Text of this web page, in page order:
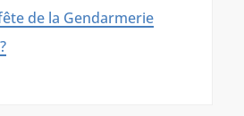
de la Gendarmerie